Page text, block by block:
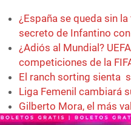
¿España se queda sin
secreto de Infantino
¿Adiós al Mundial?
competiciones de la
El ranch sorting sienta
Liga Femenil cambiará
Gilberto Mora, el más